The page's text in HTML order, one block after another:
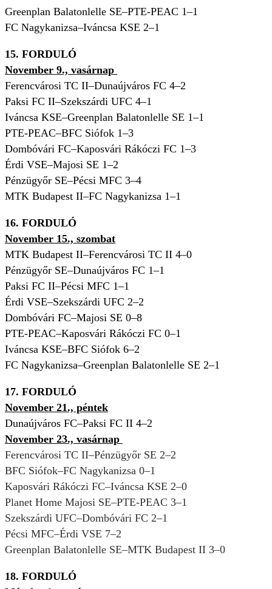
Greenplan Balatonlelle SE–PTE-PEAC 1–1
FC Nagykanizsa–Iváncsa KSE 2–1
15. FORDULÓ
November 9., vasárnap
Ferencvárosi TC II–Dunaújváros FC 4–2
Paksi FC II–Szekszárdi UFC 4–1
Iváncsa KSE–Greenplan Balatonlelle SE 1–1
PTE-PEAC–BFC Siófok 1–3
Dombóvári FC–Kaposvári Rákóczi FC 1–3
Érdi VSE–Majosi SE 1–2
Pénzügyőr SE–Pécsi MFC 3–4
MTK Budapest II–FC Nagykanizsa 1–1
16. FORDULÓ
November 15., szombat
MTK Budapest II–Ferencvárosi TC II 4–0
Pénzügyőr SE–Dunaújváros FC 1–1
Paksi FC II–Pécsi MFC 1–1
Érdi VSE–Szekszárdi UFC 2–2
Dombóvári FC–Majosi SE 0–8
PTE-PEAC–Kaposvári Rákóczi FC 0–1
Iváncsa KSE–BFC Siófok 6–2
FC Nagykanizsa–Greenplan Balatonlelle SE 2–1
17. FORDULÓ
November 21., péntek
Dunaújváros FC–Paksi FC II 4–2
November 23., vasárnap
Ferencvárosi TC II–Pénzügyőr SE 2–2
BFC Siófok–FC Nagykanizsa 0–1
Kaposvári Rákóczi FC–Iváncsa KSE 2–0
Planet Home Majosi SE–PTE-PEAC 3–1
Szekszárdi UFC–Dombóvári FC 2–1
Pécsi MFC–Érdi VSE 7–2
Greenplan Balatonlelle SE–MTK Budapest II 3–0
18. FORDULÓ